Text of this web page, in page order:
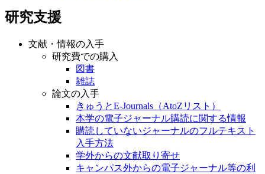
研究支援
文献・情報の入手
研究費での購入
図書
雑誌
論文の入手
きゅうとE-Journals（AtoZリスト）
本学の電子ジャーナル購読に関する情報
購読していないジャーナルのフルテキスト
入手方法
学外からの文献取り寄せ
キャンパス外からの電子ジャーナル等の利